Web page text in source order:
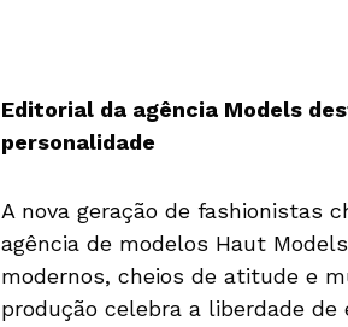
Editorial da agência Models
personalidade
A nova geração de fashionistas
agência de modelos Haut
modernos, cheios de atitude e
produção celebra a liberdade